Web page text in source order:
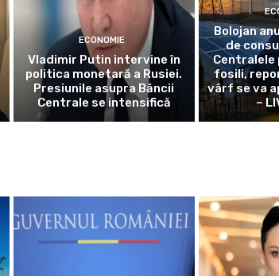
ECONOMIE
Vladimir Putin intervine în
politica monetară a Rusiei.
Presiunile asupra Băncii
Centrale se intensifică
Bolojan
de
Centralele
fosili,
vârf se va
–